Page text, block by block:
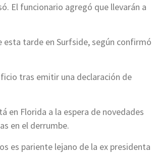
El funcionario agregó que llevarán a
esta tarde en Surfside, según confirmó
tras emitir una declaración de
en Florida a la espera de novedades
en el derrumbe.
es pariente lejano de la ex presidenta